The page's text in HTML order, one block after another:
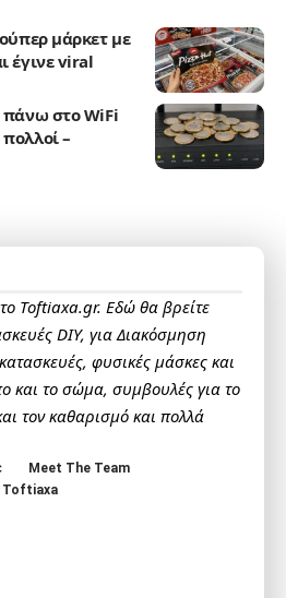
μάρκετ με
έγινε viral
πάνω στο WiFi
–
Toftiaxa.gr. Εδώ θα βρείτε
DIY, για Διακόσμηση
φυσικές μάσκες και
και το σώμα, συμβουλές για το
τον καθαρισμό και πολλά
Meet The Team
Toftiaxa